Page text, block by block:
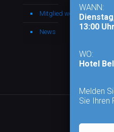
Mitglied werden
News
WANN:
13:00 Uhr
WO:
Hotel
Melden
Sie Ihren